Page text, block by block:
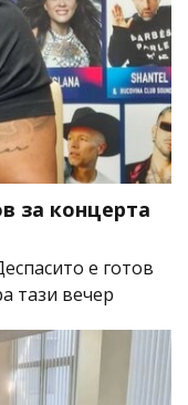
за концерта
е готов
тази вечер